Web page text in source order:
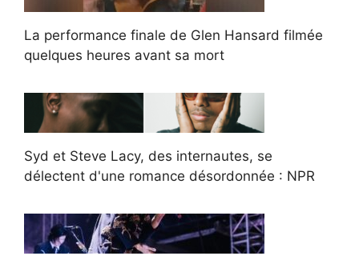
La performance finale de Glen Hansard filmée
quelques heures avant sa mort
Syd et Steve Lacy, des internautes, se
délectent d'une romance désordonnée : NPR